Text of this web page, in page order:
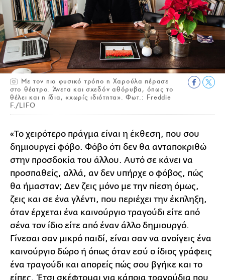
Με τον πιο φυσικό τρόπο η Χαρούλα πέρασε
στο θέατρο. Άνετα και σχεδόν αθόρυβα, όπως το
θέλει και η ίδια, «χωρίς ιδιότητα». Φωτ.: Freddie
F./LIFO
«Το χειρότερο πράγμα είναι η έκθεση, που σου
δημιουργεί φόβο. Φόβο ότι δεν θα ανταποκριθώ
στην προσδοκία του άλλου. Αυτό σε κάνει να
προσπαθείς, αλλά, αν δεν υπήρχε ο φόβος, πώς
θα ήμασταν; Δεν ζεις μόνο με την πίεση όμως,
ζεις και σε ένα γλέντι, που περιέχει την έκπληξη,
όταν έρχεται ένα καινούργιο τραγούδι είτε από
σένα τον ίδιο είτε από έναν άλλο δημιουργό.
Γίνεσαι σαν μικρό παιδί, είναι σαν να ανοίγεις ένα
καινούργιο δώρο ή όπως όταν εσύ ο ίδιος γράφεις
ένα τραγούδι και απορείς πώς σου βγήκε και το
είπες. Έτσι σκέφτομαι για κάποια τραγούδια που